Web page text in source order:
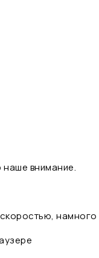
наше внимание.